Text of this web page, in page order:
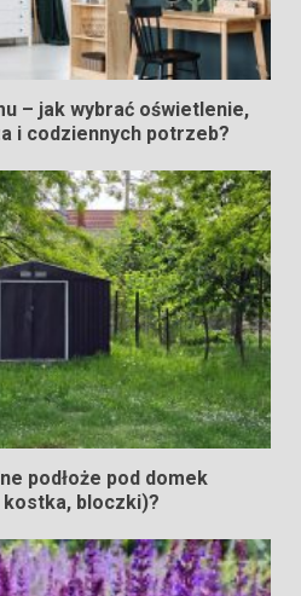
– jak wybrać oświetlenie,
i codziennych potrzeb?
podłoże pod domek
bloczki)?